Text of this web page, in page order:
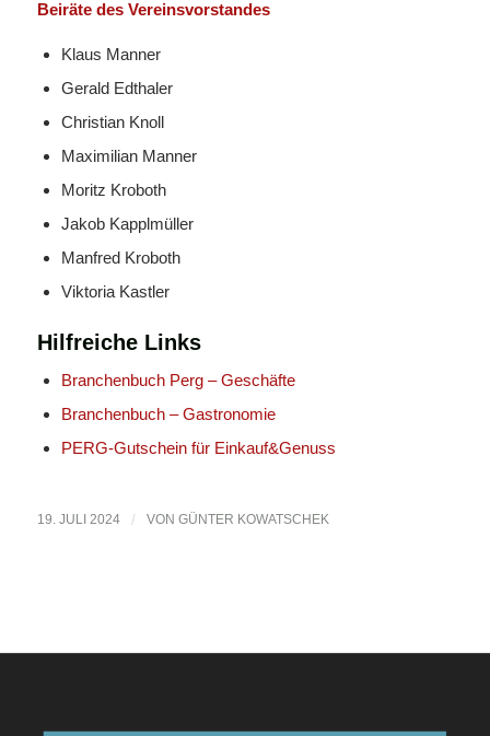
Beiräte des Vereinsvorstandes
Klaus Manner
Gerald Edthaler
Christian Knoll
Maximilian Manner
Moritz Kroboth
Jakob Kapplmüller
Manfred Kroboth
Viktoria Kastler
Hilfreiche Links
Branchenbuch Perg – Geschäfte
Branchenbuch – Gastronomie
PERG-Gutschein für Einkauf&Genuss
19. JULI 2024 / VON GÜNTER KOWATSCHEK